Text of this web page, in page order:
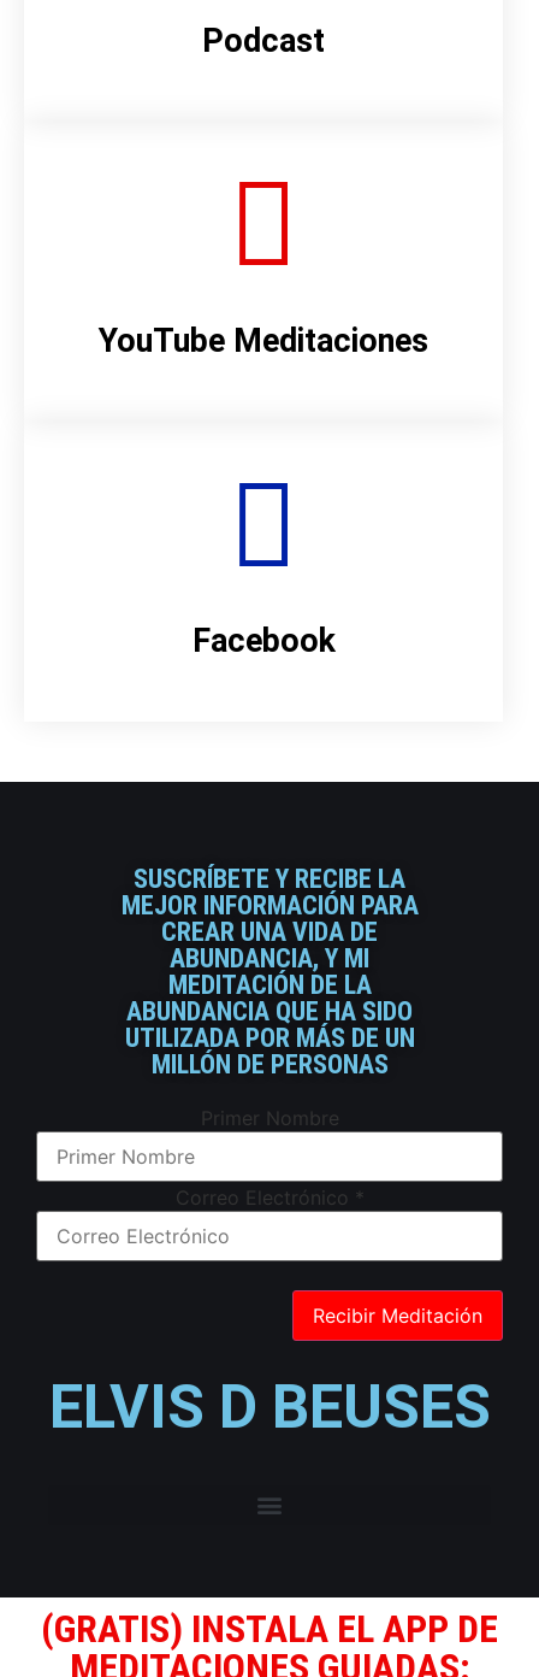
Podcast
YouTube Meditaciones
Facebook
SUSCRÍBETE Y RECIBE LA
MEJOR INFORMACIÓN PARA
CREAR UNA VIDA DE
ABUNDANCIA, Y MI
MEDITACIÓN DE LA
ABUNDANCIA QUE HA SIDO
UTILIZADA POR MÁS DE UN
MILLÓN DE PERSONAS
Primer Nombre
Correo Electrónico *
ELVIS D BEUSES
(GRATIS) INSTALA EL APP DE
MEDITACIONES GUIADAS: